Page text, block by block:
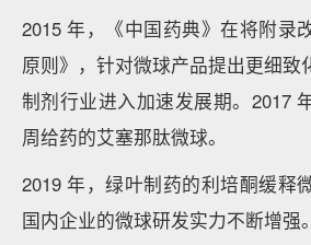
2015 年，《中国药典》在将附录
原则》，针对微球产品提出更细致
制剂行业进入加速发展期。2017
周给药的艾塞那肽微球。
2019 年，绿叶制药的利培酮缓释
国内企业的微球研发实力不断增强。